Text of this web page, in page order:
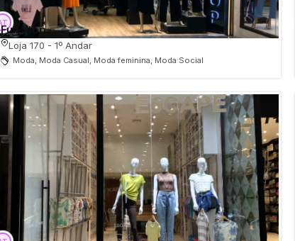
Full Stop
Loja 170 - 1º Andar
Moda, Moda Casual, Moda feminina, Moda Social